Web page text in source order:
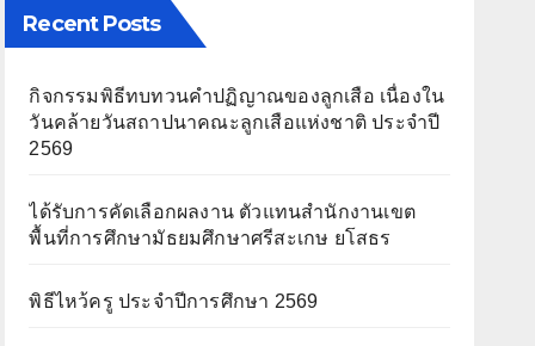
Recent Posts
กิจกรรมพิธีทบทวนคำปฏิญาณของลูกเสือ เนื่องใน
วันคล้ายวันสถาปนาคณะลูกเสือแห่งชาติ ประจำปี
2569
ได้รับการคัดเลือกผลงาน ตัวแทนสำนักงานเขต
พื้นที่การศึกษามัธยมศึกษาศรีสะเกษ ยโสธร
พิธีไหว้ครู ประจำปีการศึกษา 2569